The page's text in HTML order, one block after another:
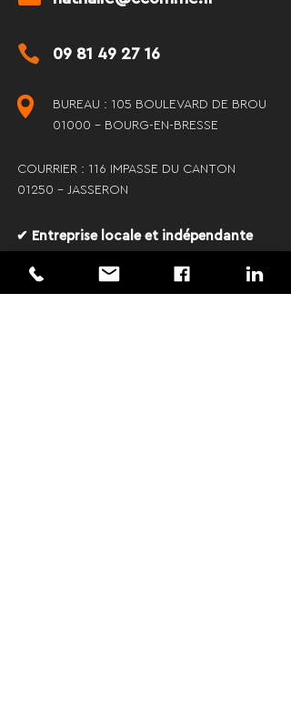
09 81 49 27 16
BUREAU : 105 BOULEVARD DE BROU
01000 - BOURG-EN-BRESSE
COURRIER : 116 IMPASSE DU CANTON
01250 - JASSERON
✔ Entreprise locale et indépendante
✔ Délais respectés